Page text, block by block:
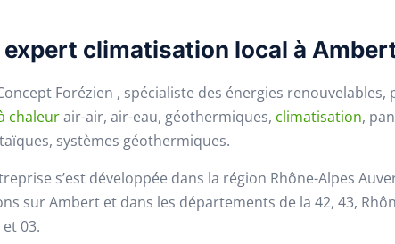
expert climatisation local à
Forézien , spécialiste des énergies renouvelables,
chaleurair-air, air-eau, géothermiques, climatisation,
systèmes géothermiques.
s’est développée dans la région Rhône-Alpes
sur Ambert et dans les départements de la 42, 43,
03.